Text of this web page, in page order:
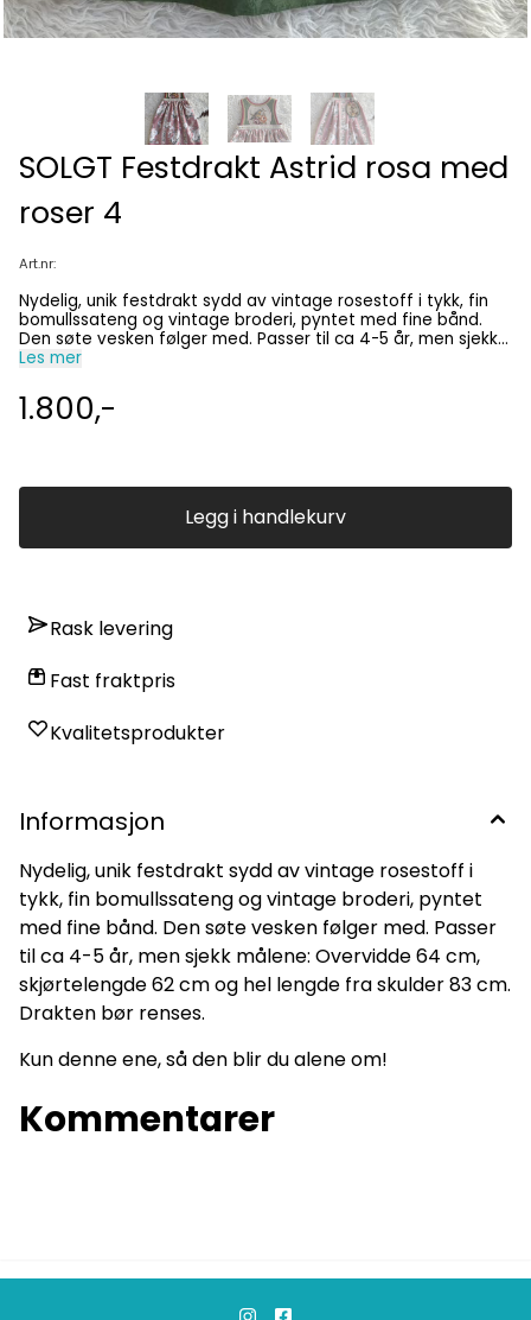
SOLGT Festdrakt Astrid rosa med
roser 4
Art.nr:
Nydelig, unik festdrakt sydd av vintage rosestoff i tykk, fin
bomullssateng og vintage broderi, pyntet med fine bånd.
Den søte vesken følger med. Passer til ca 4-5 år, men sjekk
målene: Overvidde 64 cm, skjørtelengde 62 cm og hel
så den blir du alene om!
Les mer
1.800,-
Legg i handlekurv
Rask levering
Fast fraktpris
Kvalitetsprodukter
Informasjon
Nydelig, unik festdrakt sydd av vintage rosestoff i
tykk, fin bomullssateng og vintage broderi, pyntet
med fine bånd. Den søte vesken følger med. Passer
til ca 4-5 år, men sjekk målene: Overvidde 64 cm,
skjørtelengde 62 cm og hel lengde fra skulder 83 cm.
Drakten bør renses.
Kun denne ene, så den blir du alene om!
Kommentarer